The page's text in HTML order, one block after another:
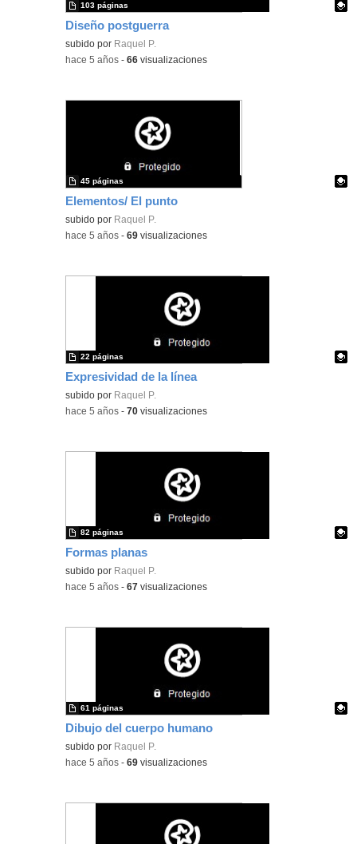
Diseño postguerra
Contenido educativo.
subido por Raquel P.
103 páginas
-hace 5 años -66 visualizaciones
Elementos/ El punto
Contenido educativo.
subido por Raquel P.
45 páginas
-hace 5 años -69 visualizaciones
Expresividad de la línea
Contenido educativo.
subido por Raquel P.
22 páginas
-hace 5 años -70 visualizaciones
Formas planas
Contenido educativo.
subido por Raquel P.
82 páginas
-hace 5 años -67 visualizaciones
Dibujo del cuerpo humano
Contenido educativo.
subido por Raquel P.
61 páginas
-hace 5 años -69 visualizaciones